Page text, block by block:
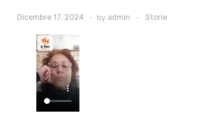
Dicembre 17, 2024 by admin Storie